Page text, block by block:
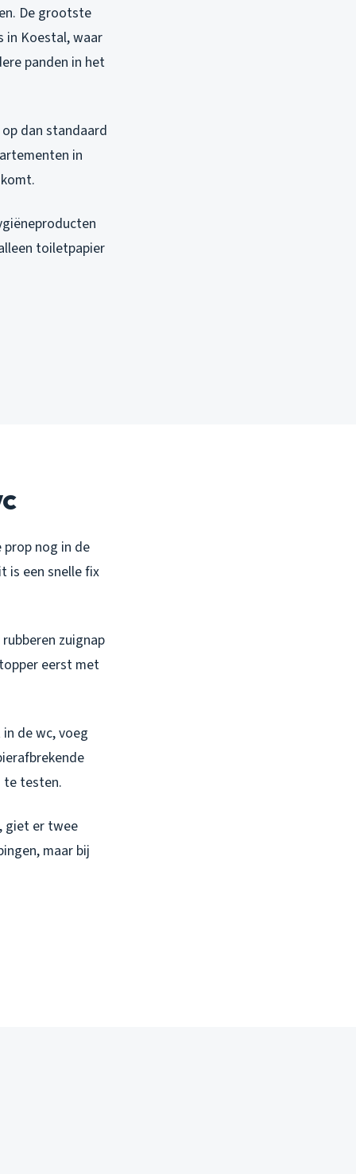
De grootste
in Koestal, waar
panden in het
dan standaard
in
toiletpapier
prop nog in de
is een snelle fix
zuignap
eerst met
de wc, voeg
te testen.
giet er twee
maar bij